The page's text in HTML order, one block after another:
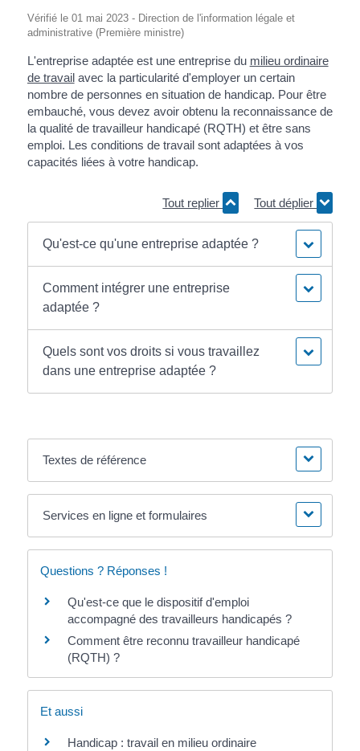
Vérifié le 01 mai 2023 - Direction de l'information légale et
administrative (Première ministre)
L'entreprise adaptée est une entreprise du milieu ordinaire
de travailavec la particularité d'employer un certain
nombre de personnes en situation de handicap. Pour être
embauché, vous devez avoir obtenu la reconnaissance de
la qualité de travailleur handicapé (RQTH) et être sans
emploi. Les conditions de travail sont adaptées à vos
capacités liées à votre handicap.
Tout replier Tout déplier
Qu'est-ce qu'une entreprise adaptée ?
Comment intégrer une entreprise
adaptée ?
Quels sont vos droits si vous travaillez
dans une entreprise adaptée ?
Textes de référence
Services en ligne et formulaires
Questions ? Réponses !
Qu'est-ce que le dispositif d'emploi
accompagné des travailleurs handicapés ?
Comment être reconnu travailleur handicapé
(RQTH) ?
Et aussi
Handicap : travail en milieu ordinaire